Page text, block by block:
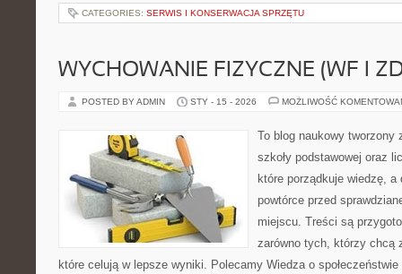
CATEGORIES: SERWIS I KONSERWACJA SPRZĘTU
WYCHOWANIE FIZYCZNE (WF I
POSTED BY ADMIN STY - 15 - 2026 MOŻLIWOŚĆ
To blog naukowy tworzony
szkoły podstawowej oraz
które porządkuje wiedzę,
powtórce przed
miejscu. Treści są
zarówno tych, którzy chcą
które celują w lepsze wyniki. Polecamy Wiedza o